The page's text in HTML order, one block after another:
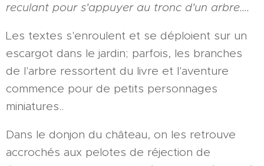
reculant pour s'appuyer au tronc d'un arbre....
Les textes s'enroulent et se déploient sur un
escargot dans le jardin; parfois, les branches
de l'arbre ressortent du livre et l'aventure
commence pour de petits personnages
miniatures..
Dans le donjon du château, on les retrouve
accrochés aux pelotes de réjection de